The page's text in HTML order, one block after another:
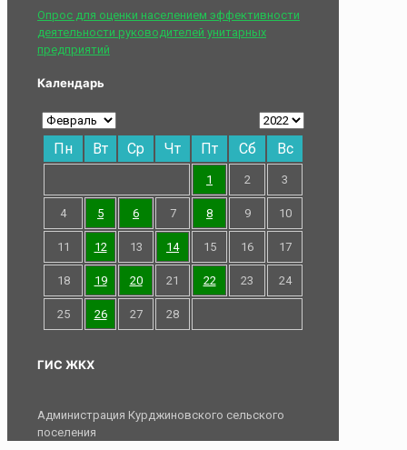
Опрос для оценки населением эффективности
деятельности руководителей унитарных
предприятий
Календарь
Пн Вт Ср Чт Пт Сб Вс
1 2 3
4 5 6 7 8 9 10
11 12 13 14 15 16 17
18 19 20 21 22 23 24
25 26 27 28
ГИС ЖКХ
Администрация Курджиновского сельского
поселения